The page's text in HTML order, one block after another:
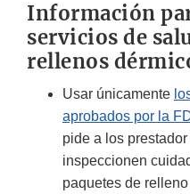
Información
servicios de
rellenos
Usar únicamente
aprobados por la
pide a los
inspeccionen
paquetes de